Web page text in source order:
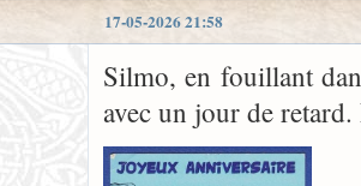
17-05-2026 21:58
Silmo, en fouillant
avec un jour de